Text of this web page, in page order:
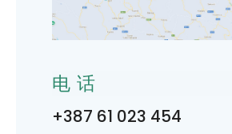
电话
+387 61 023 454